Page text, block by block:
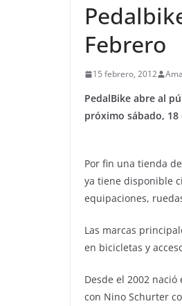
Febrero
15 febrero, 2012
PedalBike abre al
próximo sábado, 18
Por fin una tienda
ya tiene disponible
equipaciones,
Las marcas
en bicicletas y
Desde el 2002 nació
con Nino Schurter